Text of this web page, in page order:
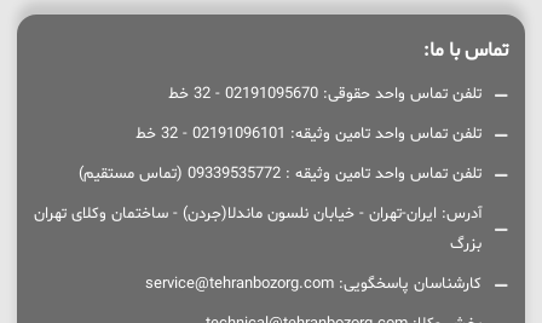
تماس با ما:
تلفن تماس واحد حقوقی: 02191095670 - 32 خط
تلفن تماس واحد تامین وثیقه: 02191096101 - 32 خط
تلفن تماس واحد تامین وثیقه : 09339535772 (تماس مستقیم)
آدرس: ایران-تهران - خیابان نلسون ماندلا(جردن) - ساختمان وکلای تهران
بزرگ
کارشناسان پاسخگویی: service@tehranbozorg.com